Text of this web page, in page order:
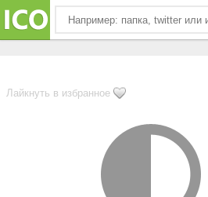
Лайкнуть в избранное